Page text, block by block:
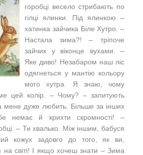
горобці весело стрибають по
гілці ялинки. Під ялинкою ‒
хатинка зайчика Біле Хутро. ‒
Настала зима?! – тріпоче
зайчик у віконце вухами. –
Яке диво! Незабаром наш ліс
одягнеться у мантію кольору
мого хутра. Я знаю, чому
цей колір. ‒ Чому? ‒ запитують
мене дуже любить. Більше за інших
немає й крихти скромності! ‒
– Ти хвалько. Між іншим, бабуся
кожух задовго до того, як ви,
на світі! І якщо хочеш знати ‒ Зима